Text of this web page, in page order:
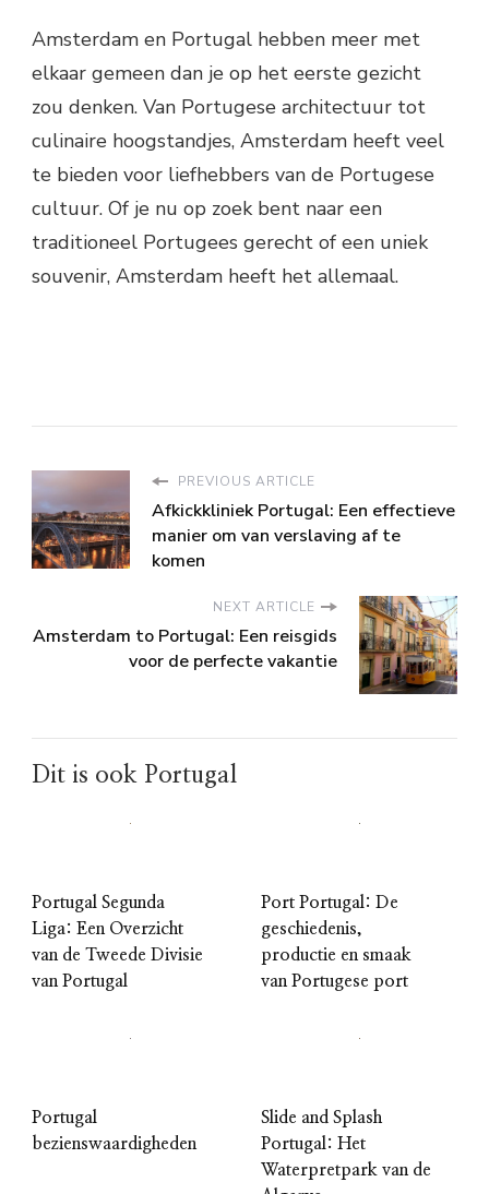
Amsterdam en Portugal hebben meer met
elkaar gemeen dan je op het eerste gezicht
zou denken. Van Portugese architectuur tot
culinaire hoogstandjes, Amsterdam heeft veel
te bieden voor liefhebbers van de Portugese
cultuur. Of je nu op zoek bent naar een
traditioneel Portugees gerecht of een uniek
souvenir, Amsterdam heeft het allemaal.
PREVIOUS ARTICLE
Afkickkliniek Portugal: Een effectieve
manier om van verslaving af te
komen
NEXT ARTICLE
Amsterdam to Portugal: Een reisgids
voor de perfecte vakantie
Dit is ook Portugal
Portugal Segunda
Liga: Een Overzicht
van de Tweede Divisie
van Portugal
Port Portugal: De
geschiedenis,
productie en smaak
van Portugese port
Portugal
bezienswaardigheden
Slide and Splash
Portugal: Het
Waterpretpark van de